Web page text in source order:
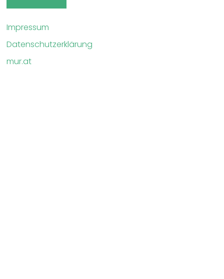
Impressum
Datenschutzerklärung
mur.at